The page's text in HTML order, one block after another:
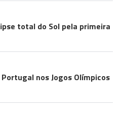
total do Sol pela primeira
nos Jogos Olímpicos